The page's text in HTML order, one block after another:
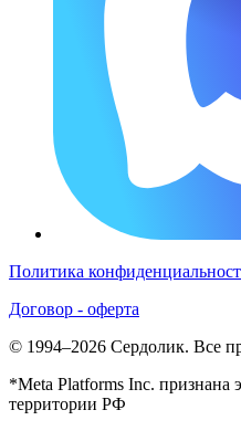
Политика
Договор - оферта
© 1994–2026 Сердолик. Все
*Meta Platforms Inc. признана
территории РФ